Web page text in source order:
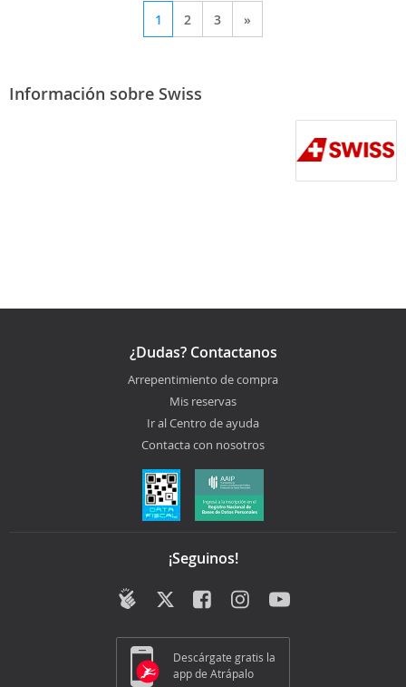
1 2 3 »
Información sobre Swiss
¿Dudas? Contactanos
Arrepentimiento de compra
Mis reservas
Ir al Centro de ayuda
Contacta con nosotros
¡Seguinos!
Descárgate gratis la
app de Atrápalo